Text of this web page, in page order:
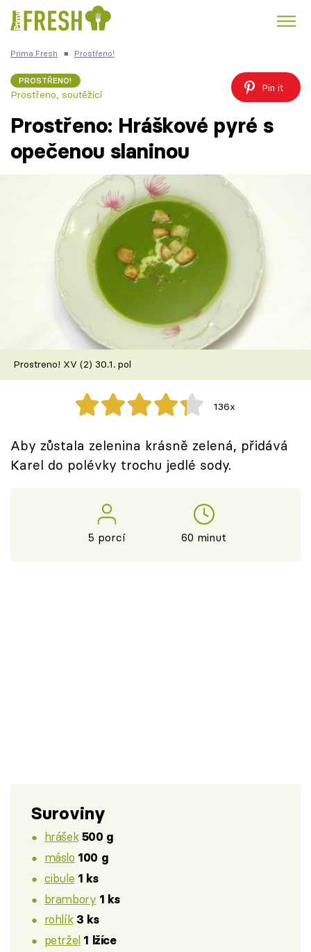
Česká kuchyně
Recepty
Články
TV Program
Škola vaření
Recepty z TV
Speciál: Cuketa
Sledujte prima+
Prima Fresh ■ Prostřeno!
PROSTŘENO!
Prostřeno, soutěžící
Pin it
Prostřeno: Hráškové pyré s
opečenou slaninou
Prostreno! XV (2) 30.1. pol
136x
Aby zůstala zelenina krásně zelená, přidává
Karel do polévky trochu jedlé sody.
5 porcí 60 minut
Suroviny
hrášek 500 g
máslo 100 g
cibule 1 ks
brambory 1 ks
rohlík 3 ks
petržel 1 lžíce